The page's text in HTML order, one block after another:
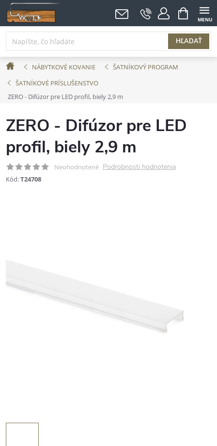
Prejsť
na
obsah
HĽADAŤ
NÁKUPNÝ
KOŠÍK
DomovNÁBYTKOVÉ KOVANIE
ŠATNÍKOVÝ PROGRAM
ŠATNÍKOVÉ PRÍSLUŠENSTVO
ZERO - Difúzor pre LED profil, biely 2,9 m
ZERO - Difúzor pre LED
profil, biely 2,9 m
Neohodnotené Podrobnosti hodnotenia
Kód:T24708